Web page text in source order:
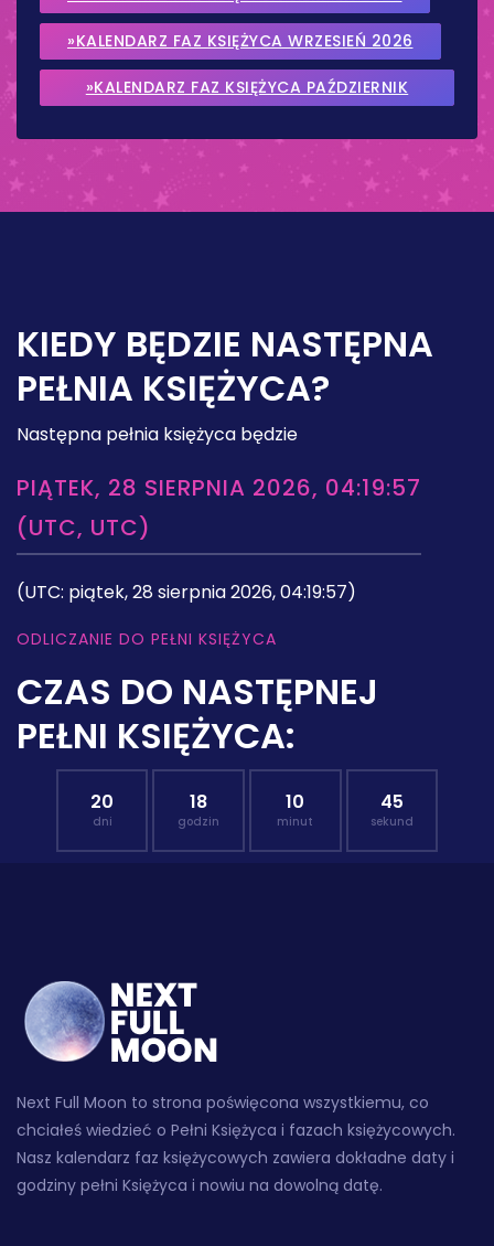
»KALENDARZ FAZ KSIĘŻYCA WRZESIEŃ 2026
»KALENDARZ FAZ KSIĘŻYCA PAŹDZIERNIK
KIEDY BĘDZIE NASTĘPNA
PEŁNIA KSIĘŻYCA?
Następna pełnia księżyca będzie
PIĄTEK, 28 SIERPNIA 2026, 04:19:57
(UTC, UTC)
(UTC: piątek, 28 sierpnia 2026, 04:19:57)
ODLICZANIE DO PEŁNI KSIĘŻYCA
CZAS DO NASTĘPNEJ
PEŁNI KSIĘŻYCA:
20
dni
18
godzin
10
minut
44
sekund
Next Full Moon to strona poświęcona wszystkiemu, co
chciałeś wiedzieć o Pełni Księżyca i fazach księżycowych.
Nasz kalendarz faz księżycowych zawiera dokładne daty i
godziny pełni Księżyca i nowiu na dowolną datę.